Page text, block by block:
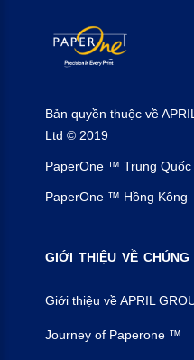
Bản quyền thuộc về
Ltd © 2019
PaperOne ™ Trung Quốc
PaperOne ™ Hồng Kông
GIỚI THIỆU VỀ CHÚNG
Giới thiệu về APRIL
Journey of Paperone ™